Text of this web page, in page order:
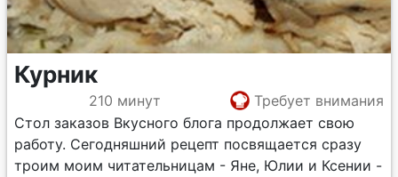
Курник
210 минут
Требует внимания
Стол заказов Вкусного блога продолжает свою
работу. Сегодняшний рецепт посвящается сразу
троим моим читательницам - Яне, Юлии и Ксении -